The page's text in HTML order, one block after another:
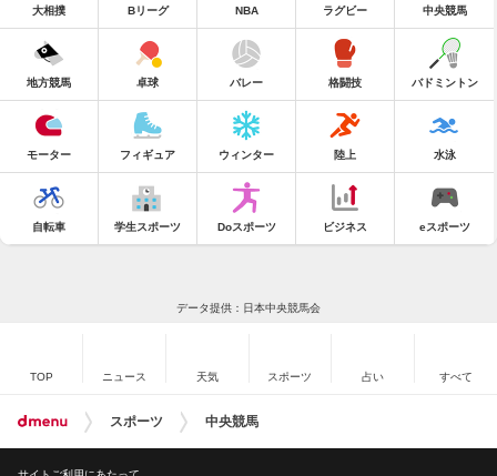
大相撲 Bリーグ NBA ラグビー 中央競馬
地方競馬 卓球 バレー 格闘技 バドミントン
モーター フィギュア ウィンター 陸上 水泳
自転車 学生スポーツ Doスポーツ ビジネス eスポーツ
データ提供：日本中央競馬会
TOP ニュース 天気 スポーツ 占い すべて
スポーツ 中央競馬